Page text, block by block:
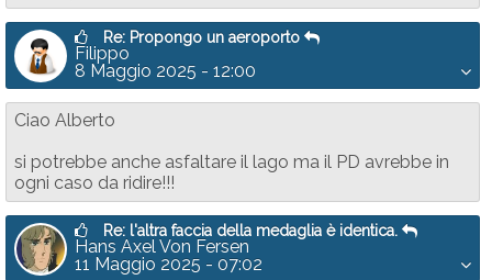
Re: Propongo un aeroporto
Filippo
8 Maggio 2025 - 12:00
Ciao Alberto
si potrebbe anche asfaltare il lago ma il PD avrebbe in
ogni caso da ridire!!!
Re: l'altra faccia della medaglia è identica.
Hans Axel Von Fersen
11 Maggio 2025 - 07:02